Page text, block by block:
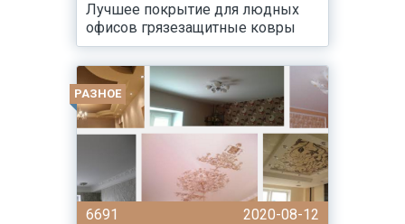
Лучшее покрытие для людных
офисов грязезащитные ковры
РАЗНОЕ
6691
2020-08-12